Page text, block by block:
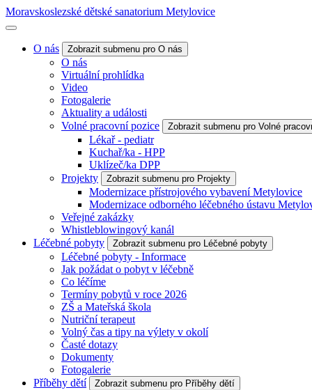
Moravskoslezské dětské sanatorium Metylovice
O nás Zobrazit submenu pro O nás
O nás
Virtuální prohlídka
Video
Fotogalerie
Aktuality a události
Volné pracovní pozice
Zobrazit submenu pro Volné
Lékař - pediatr
Kuchař/ka - HPP
Uklízeč/ka DPP
Projekty
Zobrazit submenu pro Projekty
Modernizace přístrojového vybavení Metylovice
Modernizace odborného léčebného ústavu
Veřejné zakázky
Whistleblowingový kanál
Léčebné pobyty
Zobrazit submenu pro Léčebné pobyty
Léčebné pobyty - Informace
Jak požádat o pobyt v léčebně
Co léčíme
Termíny pobytů v roce 2026
ZŠ a Mateřská škola
Nutriční terapeut
Volný čas a tipy na výlety v okolí
Časté dotazy
Dokumenty
Fotogalerie
Příběhy dětí
Zobrazit submenu pro Příběhy dětí